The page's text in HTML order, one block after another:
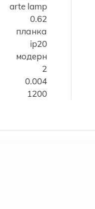
arte lamp
0.62
планка
ip20
модерн
2
0.004
1200